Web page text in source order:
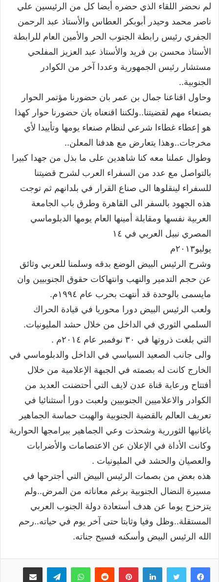
لم نحضر اللقاء الذي حضره أيضا كل من الرئيسين علي
ناصر محمد وحيدر أبوبكر العطاس والأستاذ عبد الرحمن
الجفري رئيس رابطة الجنوب الحر والأمين العام للرابطة
الأستاذ محسن بن فريد والأستاذ عبد العزيز المفلحي
مستشار رئيس الجمهورية وعددا آخر من الكوادر
الجنوبية..
وحاول اقناعنا جمال بن عمر بان حضورنا مؤتمر الحوار
بصنعاء مهم لقضيتنا..ولكننا اقنعناه بان حضورنا حوار كهذا
هو إعطاء غطاءا شرعي لنظام صنعاء يومها وتأييدا لأي
مخرجات..وهذا يتعارض مع هدفنا المعلن..
وطوال عملنا معه كنا شاهدين على ما بذل من جهدا كبيرا
بالتواصل مع عدد من السفراء العرب لشرح قضيتنا
للسفراء لينقلوها الى صناع القرار في بلدانهم ثم توجت
هذه الجهود بالسفر الى القاهرة وطرق باب الجامعة
العربية نفسها ومقابلة أمينها العام يومها الدبلوماسي
المصري نبيل العربي في ١٤
يوليو٢٠١٣م
وشرح الرئيس البيض الوضع بدقه وسلمنا للعربي وثائق
عن حجم التدمير والنهب وانتهاكات حقوق الجنوبيين وان
مايسمى بالوحدة قد أنتهت بحرب عام ١٩٩٤م.
ولعب الرئيس البيض دورا محوريا في قيادة الحراك
السلمي الثوري في الداخل من خلال حشد المليونيات.
التي بلغت ذروتها في ٣٠ نوفمبر عام ٢٠١٤م .
والى جانب الصعيد السياسي في الداخل والدبلوماسي في
الخارج كانت له بصمته في الجبهة الإعلامية من خلال
أفتتاح ورعاية قناة عدن لايف التي أحتضنت العديد من
الكوادر والاعلاميين الجنوبيين ولعبت دورا أستثنائيا في
تعريف العالم بالقضية الجنوبية والهبت حماسة الجماهير
باغانيها الثوررية وشحذت وعي الجماهير ببرامجها الحوارية
وكانت الأداة في الإعلان عن الاعتصامات والأضرابات
والعصيان والحشد في المليونيات .
هذه بعض من بصمات الرئيس البيض التي أجترحها في
مسيرة النضال الجنوبية برغم معاناته من المرض..ولم
يتزحزح يوما عن هدف أستعادة دولة الجنوب العربي
المستقلة..وظل وفيا وثابتا حتى آخر يوم في حياته..رحم
الله الرئيس البيض وأسكنه فسيح جناته.
لينكدإنبينتيريست واتسابتيلقرام مشاركة عبر البريد